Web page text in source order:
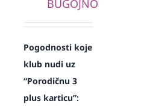
BUGOJNO
Pogodnosti koje
klub nudi uz
“Porodičnu 3
plus karticu”: